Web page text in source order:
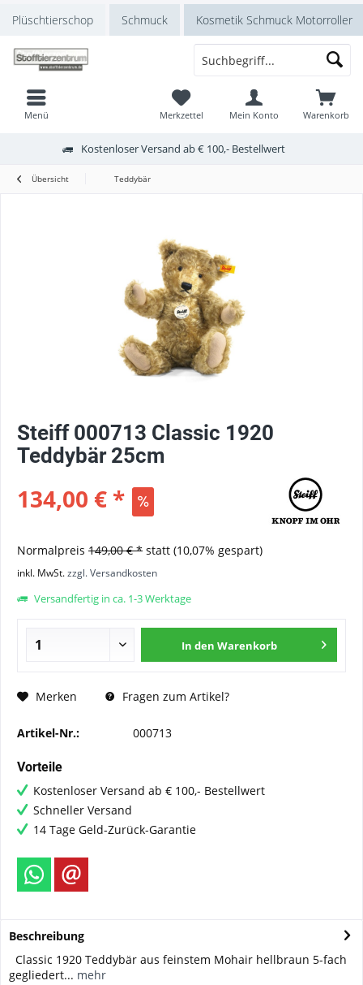
Plüschtierschop Schmuck Kosmetik Schmuck Motorroller
Menü Warenkorb
Merkzettel Mein Konto
Kostenloser Versand ab € 100,- Bestellwert
Übersicht Teddybär
Steiff 000713 Classic 1920
Teddybär 25cm
134,00 € *
Normalpreis 149,00 € * statt (10,07% gespart)
inkl. MwSt.zzgl. Versandkosten
Versandfertig in ca. 1-3 Werktage
In den Warenkorb
Merken Fragen zum Artikel?
Artikel-Nr.: 000713
Vorteile
Kostenloser Versand ab € 100,- Bestellwert
Schneller Versand
14 Tage Geld-Zurück-Garantie
Beschreibung
Classic 1920 Teddybär aus feinstem Mohair hellbraun 5-fach
gegliedert... mehr